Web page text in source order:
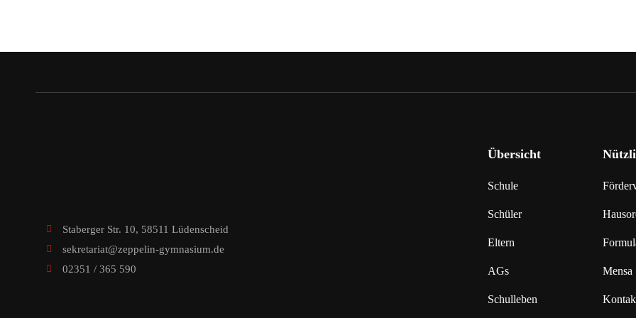
Staberger Str. 10, 58511 Lüdenscheid
sekretariat@zeppelin-gymnasium.de
02351 / 365 590
Übersicht
Schule
Schüler
Eltern
AGs
Schulleben
Mensa